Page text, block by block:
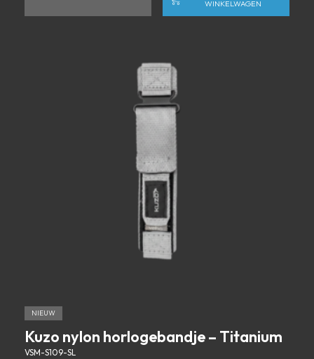
WINKELWAGEN
NIEUW
Kuzo nylon horlogebandje – Titanium
VSM-S109-SL